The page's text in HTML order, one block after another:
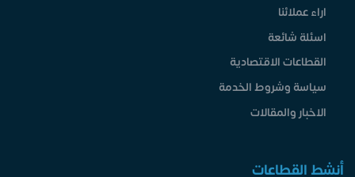
اراء عملائنا
اسئلة شائعة
القطاعات الاقتصادية
سياسة وشروط الخدمة
الاخبار والمقالات
أنشط القطاعات